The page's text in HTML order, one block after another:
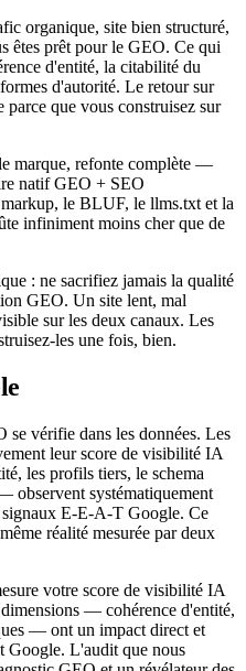
organique, site bien structuré,
êtes prêt pour le GEO. Ce qui
d'entité, la citabilité du
d'autorité. Le retour sur
que vous construisez sur
marque, refonte complète —
natif GEO + SEO
le BLUF, le llms.txt et la
infiniment moins cher que de
: ne sacrifiez jamais la qualité
GEO. Un site lent, mal
sur les deux canaux. Les
les une fois, bien.
se vérifie dans les données. Les
leur score de visibilité IA
les profils tiers, le schema
observent systématiquement
E-E-A-T Google. Ce
réalité mesurée par deux
votre score de visibilité IA
— cohérence d'entité,
— ont un impact direct et
Google. L'audit que nous